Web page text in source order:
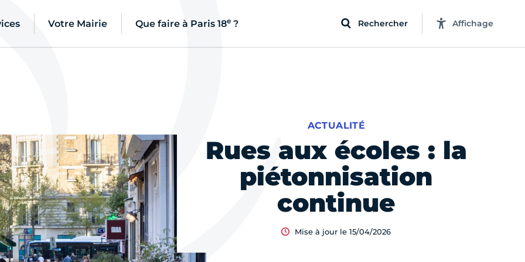
Votre Mairie Que faire à Paris 18e ? Rechercher Affichage
Rues aux écoles : la
piétonnisation
continue
ACTUALITÉ
Mise à jour le 15/04/2026